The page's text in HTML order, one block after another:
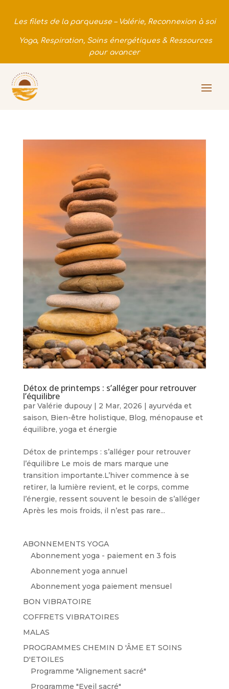
Les filets de la parqueuse – Valérie, Reconnexion à soi
Yoga, Respiration, Soins énergétiques & Ressources
pour avancer
Détox de printemps : s’alléger pour retrouver
l’équilibre
par Valérie dupouy| 2 Mar, 2026
ayurvéda et
saison, Bien-être holistique, Blog, ménopause et
équilibre, yoga et énergie
Détox de printemps : s’alléger pour retrouver
l’équilibre Le mois de mars marque une
transition importante.L’hiver commence à se
retirer, la lumière revient, et le corps, comme
l’énergie, ressent souvent le besoin de s’alléger
Après les mois froids, il n’est pas rare...
ABONNEMENTS YOGA
Abonnement yoga - paiement en 3 fois
Abonnement yoga annuel
Abonnement yoga paiement mensuel
BON VIBRATOIRE
COFFRETS VIBRATOIRES
MALAS
PROGRAMMES CHEMIN D 'ÂME ET SOINS
D'ETOILES
Programme "Alignement sacré"
Programme "Eveil sacré"